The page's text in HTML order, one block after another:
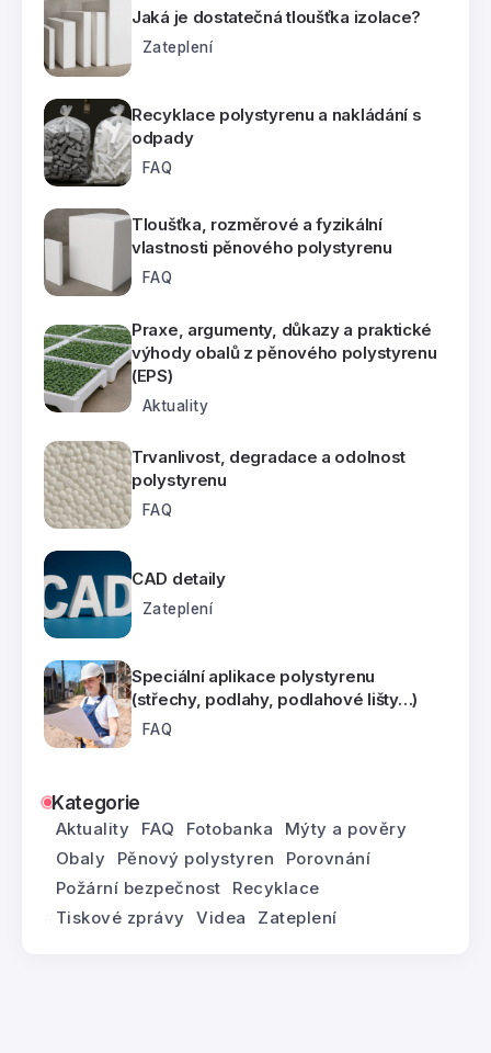
Jaká je dostatečná tloušťka izolace?
Zateplení
Recyklace polystyrenu a nakládání s
odpady
FAQ
Tloušťka, rozměrové a fyzikální
vlastnosti pěnového polystyrenu
FAQ
Praxe, argumenty, důkazy a praktické
výhody obalů z pěnového polystyrenu
(EPS)
Aktuality
Trvanlivost, degradace a odolnost
polystyrenu
FAQ
CAD detaily
Zateplení
Speciální aplikace polystyrenu
(střechy, podlahy, podlahové lišty…)
FAQ
Kategorie
Aktuality FAQ Fotobanka
Mýty a pověry
Obaly
Pěnový polystyren
Porovnání
Požární bezpečnost
Recyklace
Tiskové zprávy
Videa Zateplení